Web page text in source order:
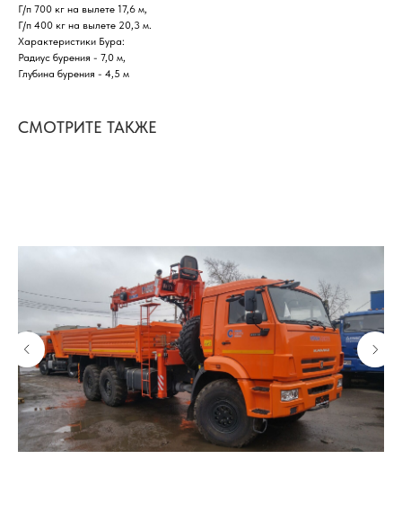
Г/п 700 кг на вылете 17,6 м,
Г/п 400 кг на вылете 20,3 м.
Характеристики Бура:
Радиус бурения - 7,0 м,
Глубина бурения - 4,5 м
СМОТРИТЕ ТАКЖЕ